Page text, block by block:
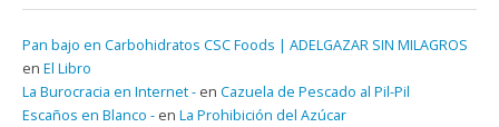
Pan bajo en Carbohidratos CSC Foods | ADELGAZAR SIN MILAGROS
en El Libro
La Burocracia en Internet - en Cazuela de Pescado al Pil-Pil
Escaños en Blanco - en La Prohibición del Azúcar